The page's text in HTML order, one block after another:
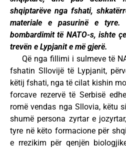
shqiptarëve nga fshati,
materiale e pasurinë e
bombardimit të NATO-s, ishte
trevën e Lypjanit e më gjerë.
Që nga fillimi i sulmeve të
fshatin Sllovijë të Lypjanit,
këtij fshati, nga të cilat kishin
forcave rezervë të Serbisë
romë vendas nga Sllovia, këtu
shumë persona zyrtar e
tyre në këto formacione për
e rrezikim për qenjën